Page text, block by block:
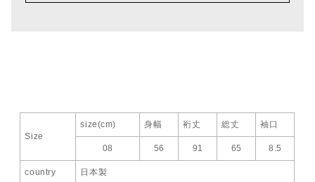
Size
size(cm) 身幅 裄丈 総丈 袖口
08 56 91 65 8.5
country 日本製